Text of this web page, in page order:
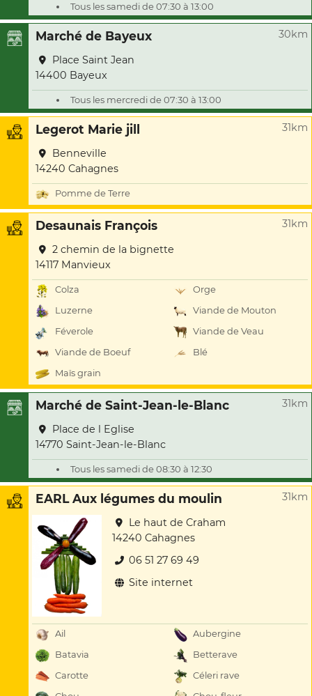
Tous les samedi de 07:30 à 13:00
Marché de Bayeux 30km
Place Saint Jean
14400 Bayeux
Tous les mercredi de 07:30 à 13:00
Legerot Marie jill 31km
Benneville
14240 Cahagnes
Pomme de Terre
Desaunais François 31km
2 chemin de la bignette
14117 Manvieux
Colza
Orge
Luzerne
Viande de Mouton
Féverole
Viande de Veau
Viande de Boeuf
Blé
Maïs grain
Marché de Saint-Jean-le-Blanc 31km
Place de l Eglise
14770 Saint-Jean-le-Blanc
Tous les samedi de 08:30 à 12:30
EARL Aux légumes du moulin 31km
Le haut de Craham
14240 Cahagnes
06 51 27 69 49
Site internet
Ail
Aubergine
Batavia
Betterave
Carotte
Céleri rave